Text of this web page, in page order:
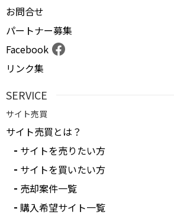
お問合せ
パートナー募集
Facebook
リンク集
SERVICE
サイト売買
サイト売買とは？
サイトを売りたい方
サイトを買いたい方
売却案件一覧
購入希望サイト一覧